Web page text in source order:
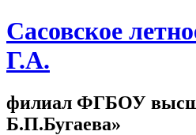
Сасовское
Г.А.
филиал ФГБОУ
Б.П.Бугаева»